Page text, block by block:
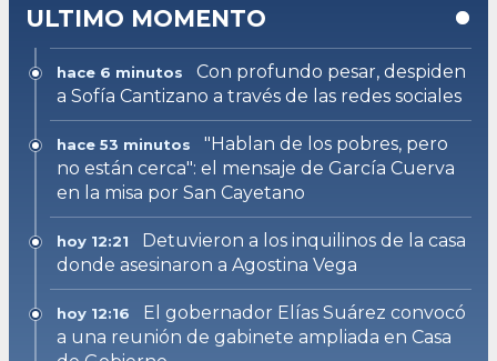
ULTIMO MOMENTO
hace 6 minutos
Con profundo pesar, despiden
a Sofía Cantizano a través de las redes sociales
hace 53 minutos
"Hablan de los pobres, pero
no están cerca": el mensaje de García Cuerva
en la misa por San Cayetano
hoy 12:21
Detuvieron a los inquilinos de la casa
donde asesinaron a Agostina Vega
hoy 12:16
El gobernador Elías Suárez convocó
a una reunión de gabinete ampliada en Casa